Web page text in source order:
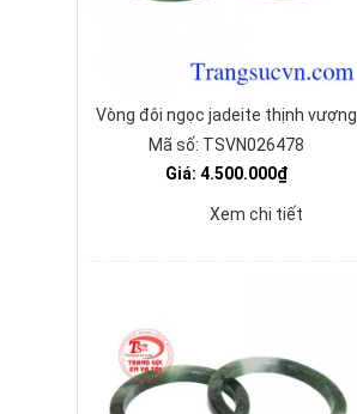
Vòng đôi ngọc jadeite thịnh vượng
Mã số: TSVN026478
Giá: 4.500.000₫
Xem chi tiết